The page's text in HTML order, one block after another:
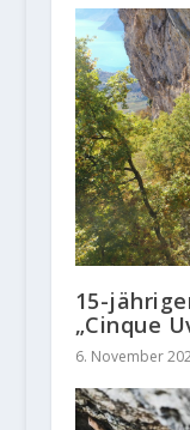
15-
„Cinque
6. November